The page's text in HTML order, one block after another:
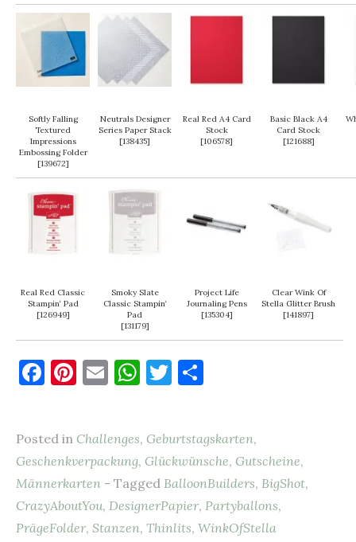
Softly Falling
Textured
Impressions
Embossing Folder
[139672]
Neutrals Designer
Series Paper Stack
[138435]
Real Red A4 Card
Stock
[106578]
Basic Black A4
Card Stock
[121688]
Real Red Classic
Stampin‘ Pad
[126949]
Smoky Slate
Classic Stampin‘
Pad
[131179]
Project Life
Journaling Pens
[135304]
Clear Wink Of
Stella Glitter Brush
[141897]
F
e
b
o
o
Pi
es
t
E
l
W
s
A
p
p
T
te
r
n
Posted in Challenges, Geburtstagskarten,
Geschenkverpackung, Glückwünsche, Gutscheine,
Männerkarten - Tagged BalloonBuilders, BigShot,
CrazyAboutYou, DesignerPapier, Partyballons,
PrägeFolder, Stanzen, Thinlits, WinkOfStella